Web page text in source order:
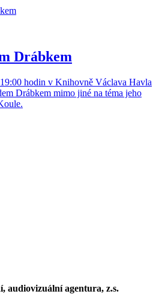
Drábkem
hodin v Knihovně Václava Havla
Drábkem mimo jiné na téma jeho
agentura, z.s.